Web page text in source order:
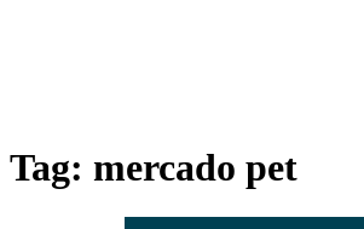
Tag: mercado pet